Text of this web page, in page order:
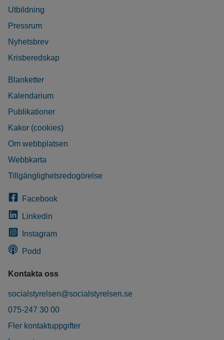
Utbildning
Pressrum
Nyhetsbrev
Krisberedskap
Blanketter
Kalendarium
Publikationer
Kakor (cookies)
Om webbplatsen
Webbkarta
Tillgänglighetsredogörelse
Facebook
Linkedin
Instagram
Podd
Kontakta oss
socialstyrelsen@socialstyrelsen.se
075-247 30 00
Fler kontaktuppgifter